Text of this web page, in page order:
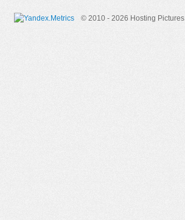
© 2010 - 2026 Hosting Pictures.